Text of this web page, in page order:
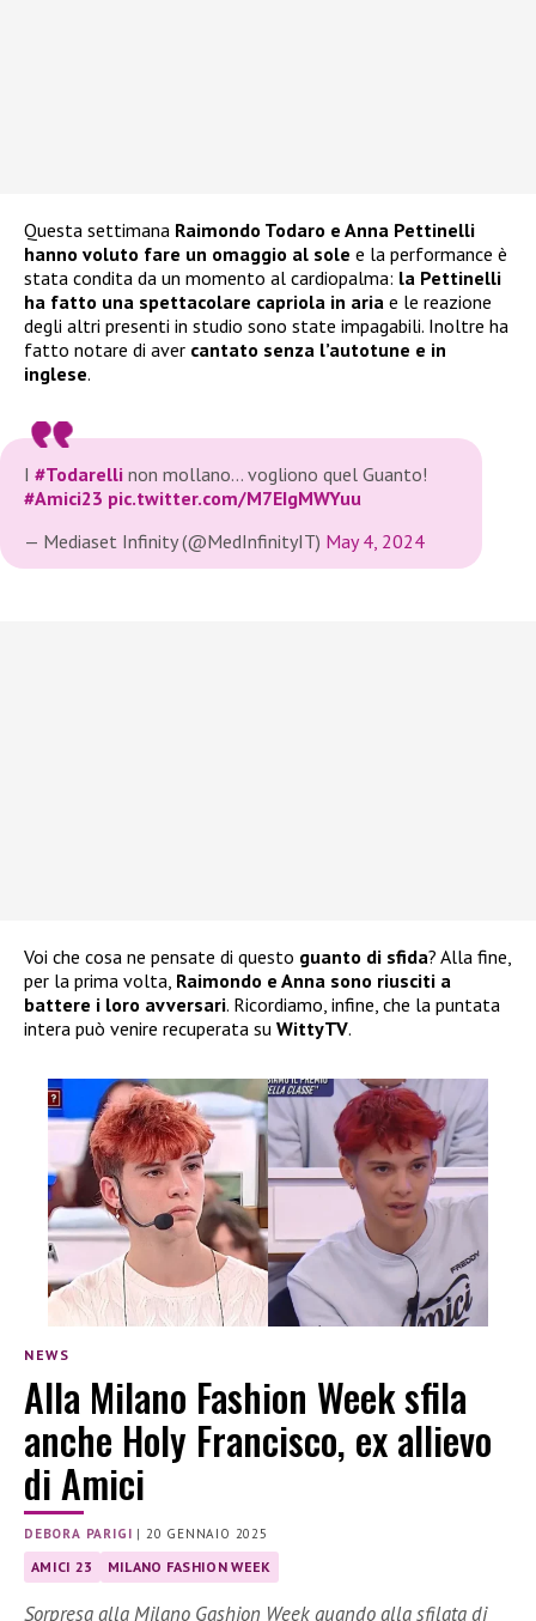
Questa settimana Raimondo Todaro e Anna Pettinelli
hanno voluto fare un omaggio al sole e la performance è
stata condita da un momento al cardiopalma: la Pettinelli
ha fatto una spettacolare capriola in aria e le reazione
degli altri presenti in studio sono state impagabili. Inoltre ha
fatto notare di aver cantato senza l’autotune e in
inglese.
I #Todarelli non mollano… vogliono quel Guanto!
#Amici23 pic.twitter.com/M7EIgMWYuu
— Mediaset Infinity (@MedInfinityIT) May 4, 2024
Voi che cosa ne pensate di questo guanto di sfida? Alla fine,
per la prima volta, Raimondo e Anna sono riusciti a
battere i loro avversari. Ricordiamo, infine, che la puntata
intera può venire recuperata su WittyTV.
NEWS
Alla Milano Fashion Week sfila
anche Holy Francisco, ex allievo
di Amici
DEBORA PARIGI | 20 GENNAIO 2025
AMICI 23 MILANO FASHION WEEK
Sorpresa alla Milano Gashion Week quando alla sfilata di